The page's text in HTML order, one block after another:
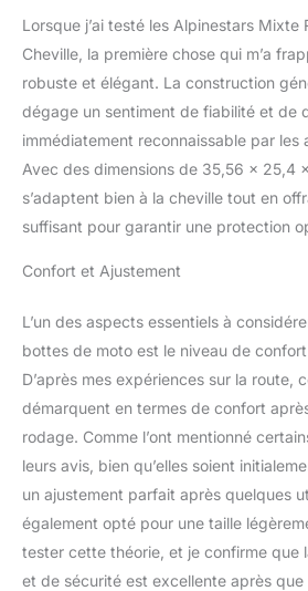
entrée et
faciles et
plus
optimisé.
de flexion
améliorer
d’impact
assurant
l’arrière
nouvelle
Matériau
principal
de
résistance
des
de flexion
améliorer
d’impact
assurant
Lorsque j’ai testé les Alpinestars
Cheville, la première chose qui m’a
robuste et élégant. La construction
dégage un sentiment de fiabilité et de
immédiatement reconnaissable par les
Avec des dimensions de 35,56 x 25,4
s’adaptent bien à la cheville tout en
suffisant pour garantir une protection
Confort et Ajustement
L’un des aspects essentiels à
bottes de moto est le niveau de confort
D’après mes expériences sur la route,
démarquent en termes de confort
rodage. Comme l’ont mentionné
leurs avis, bien qu’elles soient
un ajustement parfait après quelques
également opté pour une taille
tester cette théorie, et je confirme que
et de sécurité est excellente après que